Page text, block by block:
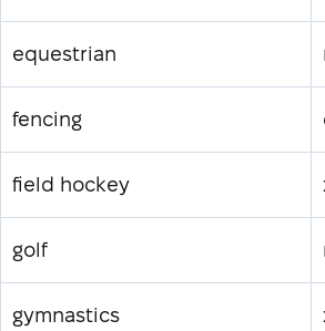
equestrian
fencing
field hockey
golf
gymnastics